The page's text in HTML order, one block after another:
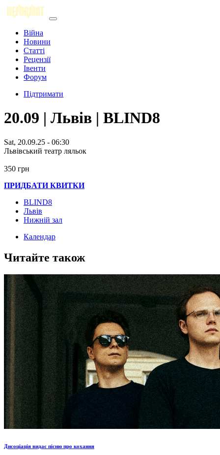
Війна
Новини
Статті
Рецензії
Івенти
Форум
Підтримати
20.09 | Львів | BLIND8
Sat, 20.09.25 - 06:30
Львівський театр ляльок
350 грн
ПРИДБАТИ КВИТКИ
BLIND8
Львів
Нижній зал
Календар
Читайте також
Дисоціація видає пісню про кохання